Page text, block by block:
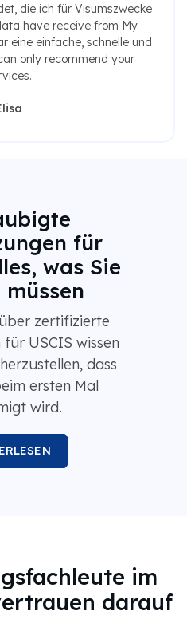
die ich für Visumszwecke
have receive from My
eine einfache, schnelle und
only recommend your
für
was Sie
zertifizierte
USCIS wissen
dass
ersten Mal
wird.
im
darauf